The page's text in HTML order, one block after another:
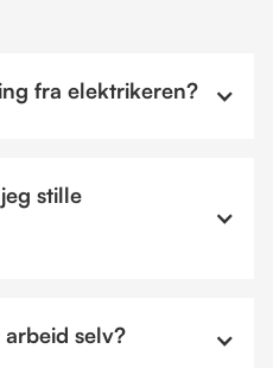
fra elektrikeren?
stille
selv?